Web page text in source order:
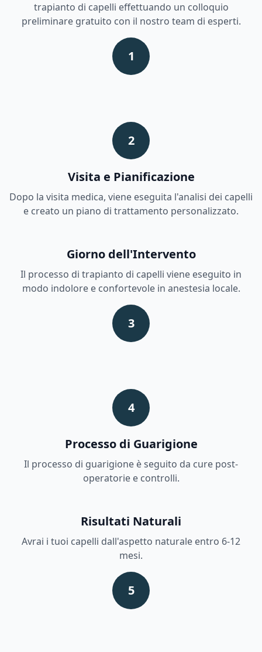
trapianto di capelli effettuando un colloquio
preliminare gratuito con il nostro team di esperti.
1
2
Visita e Pianificazione
Dopo la visita medica, viene eseguita l'analisi dei capelli
e creato un piano di trattamento personalizzato.
Giorno dell'Intervento
Il processo di trapianto di capelli viene eseguito in
modo indolore e confortevole in anestesia locale.
3
4
Processo di Guarigione
Il processo di guarigione è seguito da cure post-
operatorie e controlli.
Risultati Naturali
Avrai i tuoi capelli dall'aspetto naturale entro 6-12
mesi.
5